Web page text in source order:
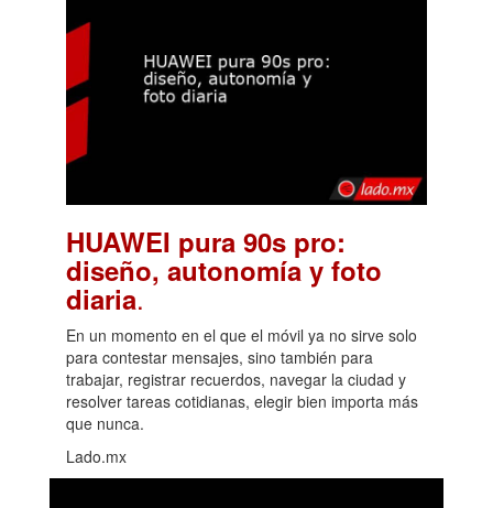
HUAWEI pura 90s pro:
diseño, autonomía y foto
diaria.
En un momento en el que el móvil ya no sirve solo
para contestar mensajes, sino también para
trabajar, registrar recuerdos, navegar la ciudad y
resolver tareas cotidianas, elegir bien importa más
que nunca.
Lado.mx